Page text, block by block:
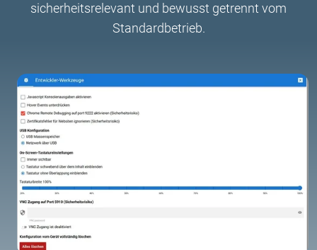
sicherheitsrelevant und bewusst getrennt vom
Standardbetrieb.